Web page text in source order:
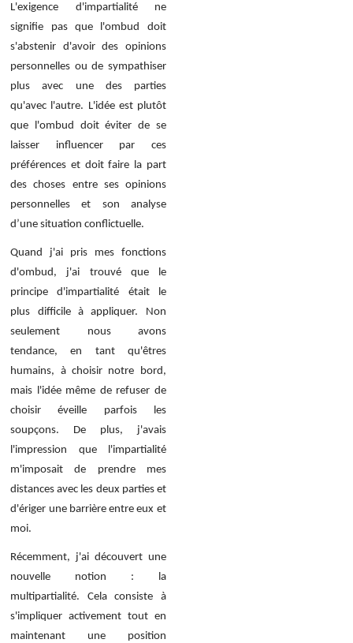
L'exigence d'impartialité ne
signifie pas que l'ombud doit
s'abstenir d'avoir des opinions
personnelles ou de sympathiser
plus avec une des parties
qu'avec l'autre. L'idée est plutôt
que l'ombud doit éviter de se
laisser influencer par ces
préférences et doit faire la part
des choses entre ses opinions
personnelles et son analyse
d’une situation conflictuelle.
Quand j'ai pris mes fonctions
d'ombud, j'ai trouvé que le
principe d'impartialité était le
plus difficile à appliquer. Non
seulement nous avons
tendance, en tant qu'êtres
humains, à choisir notre bord,
mais l'idée même de refuser de
choisir éveille parfois les
soupçons. De plus, j'avais
l'impression que l'impartialité
m'imposait de prendre mes
distances avec les deux parties et
d'ériger une barrière entre eux et
moi.
Récemment, j'ai découvert une
nouvelle notion : la
multipartialité. Cela consiste à
s'impliquer activement tout en
maintenant une position